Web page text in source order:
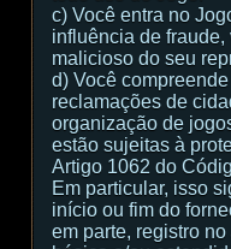
c) Você entra no
influência de
malicioso do seu
d) Você
reclamações de
organização de
estão sujeitas à
Artigo 1062 do
Em particular, isso
início ou fim do
em parte, registro